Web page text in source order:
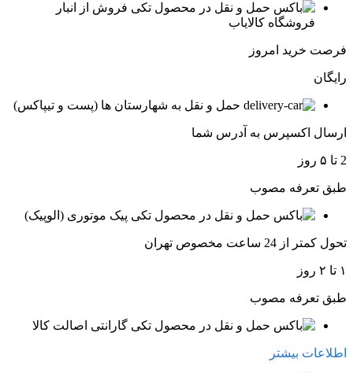
فروش از انبار
فروشگاه کالایاب
فرصت خرید امروز
رایگان
حمل و نقل به شهارستان ها (پست و تیپاکس)
ارسال اکسپرس به آدرس شما
2 تا ۵ روز
طبق تعرفه مصوب
پیک موتوری (الوپیک)
تحول کمتر از 24 ساعت مخصوص تهران
۱ تا ۲ روز
طبق تعرفه مصوب
گارانتی اصالت کالا
اطلاعات بیشتر